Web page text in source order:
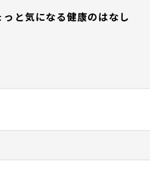
っと気になる健康のはなし